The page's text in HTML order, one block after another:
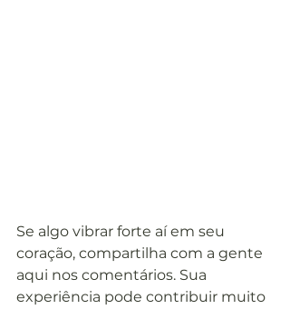
Se algo vibrar forte aí em seu
coração, compartilha com a gente
aqui nos comentários. Sua
experiência pode contribuir muito